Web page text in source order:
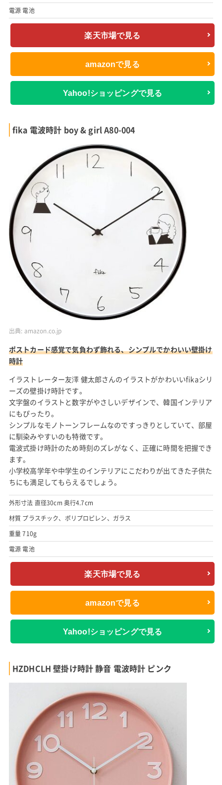
電源 電池
楽天市場で見る
amazonで見る
Yahoo!ショッピングで見る
fika 電波時計 boy & girl A80-004
出典: amazon.co.jp
ポストカード感覚で気負わず飾れる、シンプルでかわいい壁掛け
時計
イラストレーター友澤 健太郎さんのイラストがかわいいfikaシリ
ーズの壁掛け時計です。
文字盤のイラストと数字がやさしいデザインで、韓国インテリア
にもぴったり。
シンプルなモノトーンフレームなのですっきりとしていて、部屋
に馴染みやすいのも特徴です。
電波式掛け時計のため時刻のズレがなく、正確に時間を把握でき
ます。
小学校高学年や中学生のインテリアにこだわりが出てきた子供た
ちにも満足してもらえるでしょう。
外形寸法 直径30cm 奥行4.7cm
材質 プラスチック、ポリプロピレン、ガラス
重量 710g
電源 電池
楽天市場で見る
amazonで見る
Yahoo!ショッピングで見る
HZDHCLH 壁掛け時計 静音 電波時計 ピンク